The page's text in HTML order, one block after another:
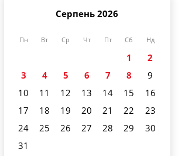
Серпень 2026
Пн Вт Ср Чт Пт Сб Нд
1
2
3
4 5 6 7 8
9
10
11 12 13 14 15
16
17
18 19 20 21 22
23
24
25 26 27 28 29
30
31